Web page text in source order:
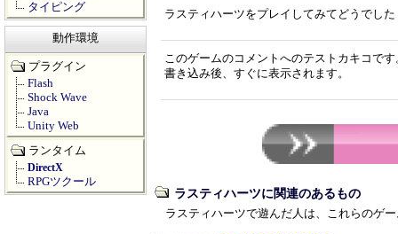
ラスティハーツをプレイしてみてどうでした
このゲームのコメントへのテストカキコです
書き込み後、すぐに表示されます。
ラスティハーツに関連のあるもの
ラスティハーツで遊んだ人は、これらのゲ
タイピング
動作環境
プラグイン
Flash
Shock Wave
Java
Unity Web
ランタイム
DirectX
RPGツクール